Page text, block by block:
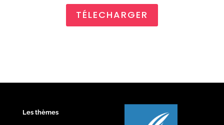
TÉLECHARGER
Les thèmes